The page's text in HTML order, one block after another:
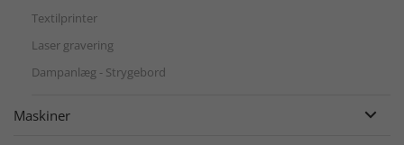
Textilprinter
Laser gravering
Dampanlæg - Strygebord
Maskiner 